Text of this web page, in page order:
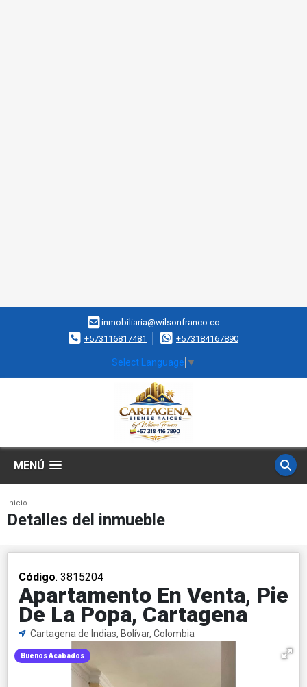
inmobiliaria@wilsonfranco.co
+573116817481
+573184167890
Select Language ▼
MENÚ
Inicio
Detalles del inmueble
Código. 3815204
Apartamento En Venta, Pie
De La Popa, Cartagena
Cartagena de Indias, Bolívar, Colombia
Buenos Acabados